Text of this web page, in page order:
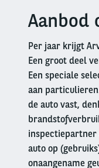
columnAanbod
Per jaar krijgt
Een groot deel
Een speciale
aan
de auto vast,
auto op
onaangename